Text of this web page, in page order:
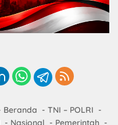
Beranda
TNI – POLRI
Nasional Pemerintah